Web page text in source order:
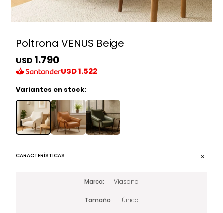
Poltrona VENUS Beige
USD 1.790
USD1.522
Variantes en stock:
CARACTERÍSTICAS
Marca Viasono
Tamaño Único